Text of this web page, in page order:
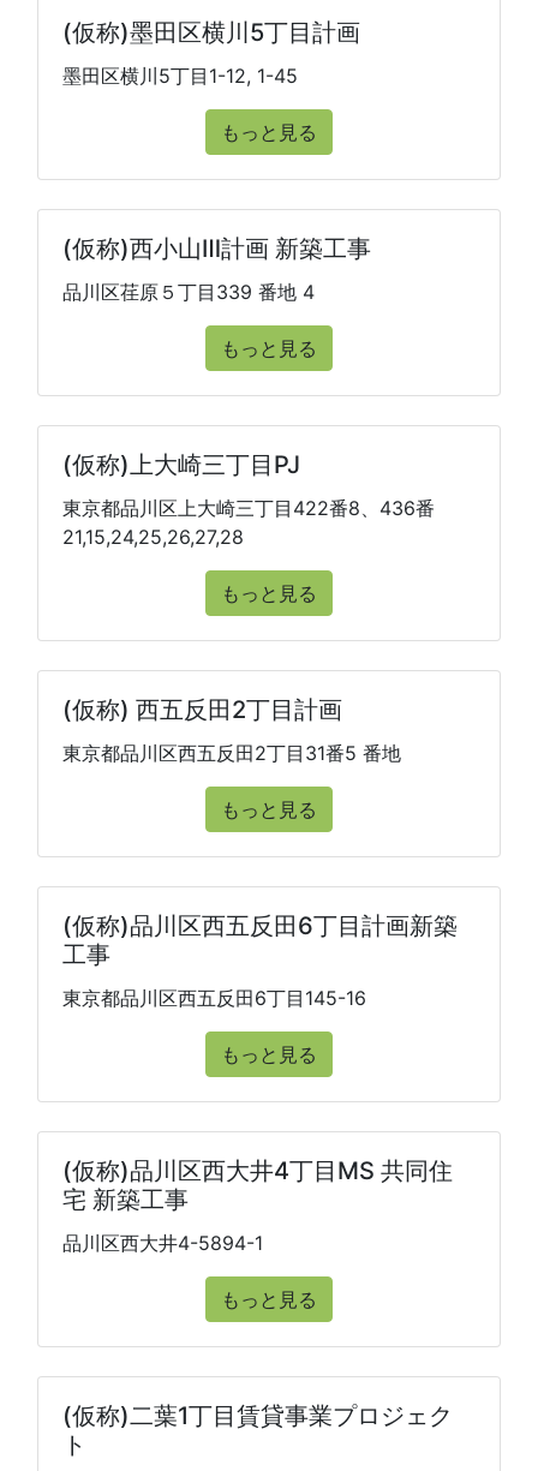
(仮称)墨田区横川5丁目計画
墨田区横川5丁目1-12, 1-45
もっと見る
(仮称)西小山Ⅲ計画 新築工事
品川区荏原５丁目339 番地 4
もっと見る
(仮称)上大崎三丁目PJ
東京都品川区上大崎三丁目422番8、436番
21,15,24,25,26,27,28
もっと見る
(仮称) 西五反田2丁目計画
東京都品川区西五反田2丁目31番5 番地
もっと見る
(仮称)品川区西五反田6丁目計画新築
工事
東京都品川区西五反田6丁目145-16
もっと見る
(仮称)品川区西大井4丁目MS 共同住
宅 新築工事
品川区西大井4-5894-1
もっと見る
(仮称)二葉1丁目賃貸事業プロジェク
ト